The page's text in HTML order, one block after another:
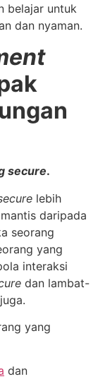
belajar untuk
dan nyaman.
secure.
lebih
daripada
seorang
yang
interaksi
dan lambat-
juga.
yang
dan